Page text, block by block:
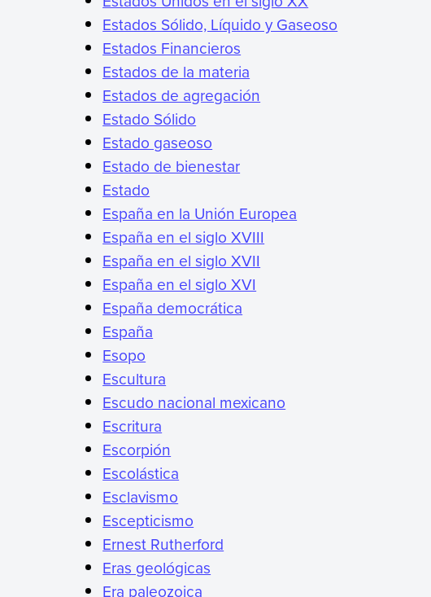
Estados Sólido, Líquido y Gaseoso
Estados Financieros
Estados de la materia
Estados de agregación
Estado Sólido
Estado gaseoso
Estado de bienestar
Estado
España en la Unión Europea
España en el siglo XVIII
España en el siglo XVII
España en el siglo XVI
España democrática
España
Esopo
Escultura
Escudo nacional mexicano
Escritura
Escorpión
Escolástica
Esclavismo
Escepticismo
Ernest Rutherford
Eras geológicas
Era paleozoica